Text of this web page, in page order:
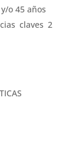
o 45 años
claves 2